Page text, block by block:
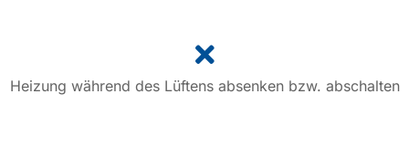
Heizung während des Lüftens absenken bzw. abschalten